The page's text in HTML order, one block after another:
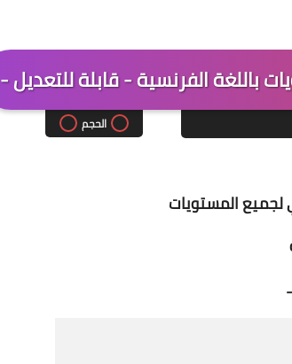
باللغة الفرنسية - قابلة للتعديل -
الحجم
لجميع المستويات